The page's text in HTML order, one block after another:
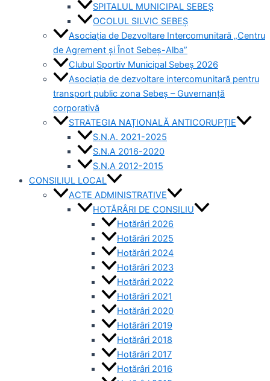
SPITALUL MUNICIPAL SEBEȘ
OCOLUL SILVIC SEBEȘ
Asociația de Dezvoltare Intercomunitară „Centru
de Agrement și Înot Sebeș-Alba”
Clubul Sportiv Municipal Sebeș 2026
Asociația de dezvoltare intercomunitară pentru
transport public zona Sebeș – Guvernanță
corporativă
STRATEGIA NAȚIONALĂ ANTICORUPȚIE
S.N.A. 2021-2025
S.N.A 2016-2020
S.N.A 2012-2015
CONSILIUL LOCAL
ACTE ADMINISTRATIVE
HOTĂRÂRI DE CONSILIU
Hotărâri 2026
Hotărâri 2025
Hotărâri 2024
Hotărâri 2023
Hotărâri 2022
Hotărâri 2021
Hotărâri 2020
Hotărâri 2019
Hotărâri 2018
Hotărâri 2017
Hotărâri 2016